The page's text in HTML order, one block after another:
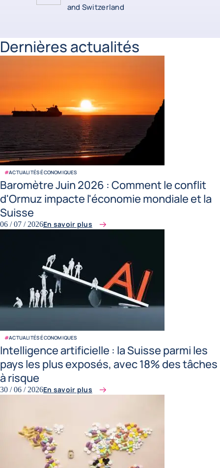
and Switzerland
Dernières actualités
#ACTUALITÉS ÉCONOMIQUES
Baromètre Juin 2026 : Comment le conflit
d'Ormuz impacte l'économie mondiale et la
Suisse
06 / 07 / 2026En savoir plus
#ACTUALITÉS ÉCONOMIQUES
Intelligence artificielle : la Suisse parmi les
pays les plus exposés, avec 18% des tâches
à risque
30 / 06 / 2026En savoir plus